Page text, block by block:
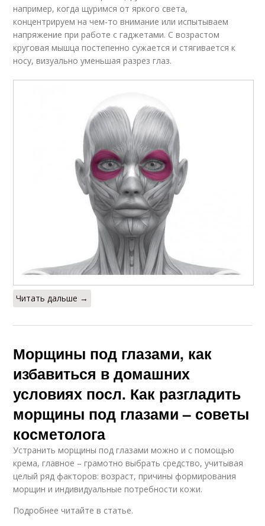
например, когда щуримся от яркого света,
концентрируем на чем-то внимание или испытываем
напряжение при работе с гаджетами. С возрастом
круговая мышца постепенно сужается и стягивается к
носу, визуально уменьшая разрез глаз.
Читать дальше →
Морщины под глазами, как
избавиться в домашних
условиях посл. Как разгладить
морщины под глазами – советы
косметолога
Устранить морщины под глазами можно и с помощью
крема, главное – грамотно выбрать средство, учитывая
целый ряд факторов: возраст, причины формирования
морщин и индивидуальные потребности кожи.
Подробнее читайте в статье.